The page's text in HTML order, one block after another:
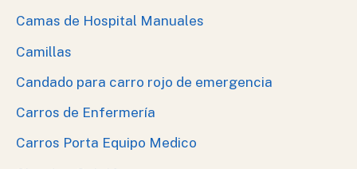
Camas de Hospital Manuales
Camillas
Candado para carro rojo de emergencia
Carros de Enfermería
Carros Porta Equipo Medico